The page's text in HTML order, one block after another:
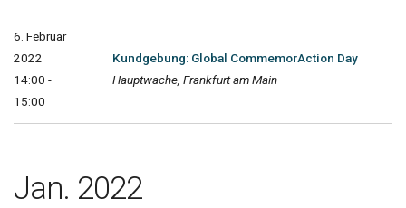
6. Februar
2022
14:00 -
15:00
Kundgebung: Global CommemorAction Day
Hauptwache, Frankfurt am Main
Jan. 2022